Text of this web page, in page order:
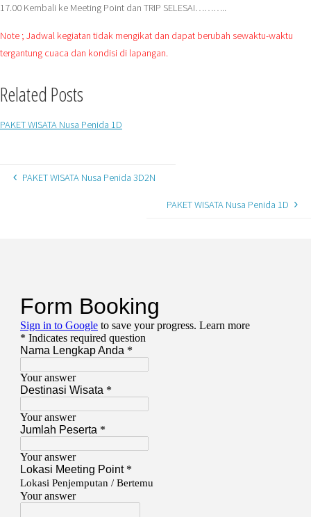
17.00 Kembali ke Meeting Point dan TRIP SELESAI………..
Note ; Jadwal kegiatan tidak mengikat dan dapat berubah sewaktu-waktu
tergantung cuaca dan kondisi di lapangan.
Related Posts
PAKET WISATA Nusa Penida 1D
PAKET WISATA Nusa Penida 3D2N
PAKET WISATA Nusa Penida 1D